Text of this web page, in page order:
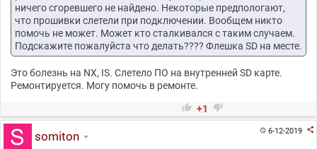
ничего сгоревшего не найдено. Некоторые предпологают,
что прошивки слетели при подключении. Вообщем никто
помочь не может. Может кто сталкивался с таким случаем.
Подскажите пожалуйста что делать???? Флешка SD на месте.
Это болезнь на NX, IS. Слетело ПО на внутренней SD карте.
Ремонтируется. Могу помочь в ремонте.
 +1 
6-12-2019 
somiton